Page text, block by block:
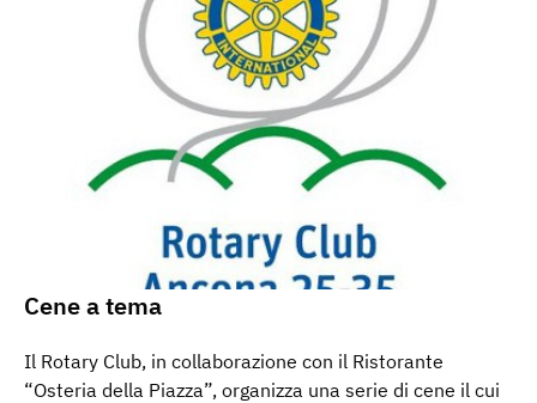
Cene a tema
Il Rotary Club, in collaborazione con il Ristorante
“Osteria della Piazza”, organizza una serie di cene il cui